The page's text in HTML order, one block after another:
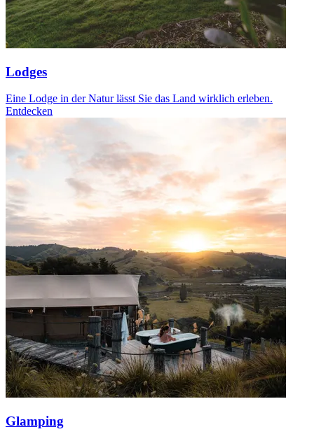
Lodges
Eine Lodge in der Natur lässt Sie das Land wirklich erleben.
Entdecken
Glamping